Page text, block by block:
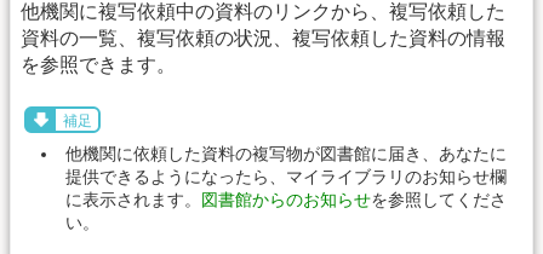
他機関に複写依頼中の資料のリンクから、複写依頼した
資料の一覧、複写依頼の状況、複写依頼した資料の情報
を参照できます。
補足
他機関に依頼した資料の複写物が図書館に届き、あなたに
提供できるようになったら、マイライブラリのお知らせ欄
に表示されます。 図書館からのお知らせを参照してくださ
い。